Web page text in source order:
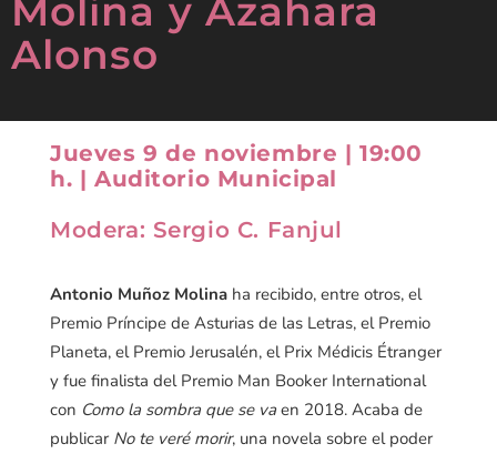
Molina y Azahara
Alonso
Jueves 9 de noviembre | 19:00
h. | Auditorio Municipal
Modera: Sergio C. Fanjul
Antonio Muñoz Molina ha recibido, entre otros, el
Premio Príncipe de Asturias de las Letras, el Premio
Planeta, el Premio Jerusalén, el Prix Médicis Étranger
y fue finalista del Premio Man Booker International
con Como la sombra que se va en 2018. Acaba de
publicar No te veré morir, una novela sobre el poder